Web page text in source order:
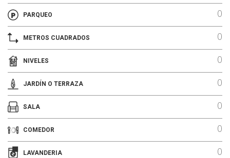
PARQUEO 0
METROS CUADRADOS 0
NIVELES 0
JARDÍN O TERRAZA 0
SALA 0
COMEDOR 0
LAVANDERIA 0